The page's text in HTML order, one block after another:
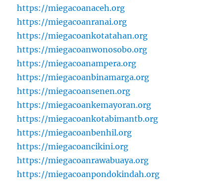
https://miegacoanaceh.org
https://miegacoanranai.org
https://miegacoankotatahan.org
https://miegacoanwonosobo.org
https://miegacoanampera.org
https://miegacoanbinamarga.org
https://miegacoansenen.org
https://miegacoankemayoran.org
https://miegacoankotabimantb.org
https://miegacoanbenhil.org
https://miegacoancikini.org
https://miegacoanrawabuaya.org
https://miegacoanpondokindah.org